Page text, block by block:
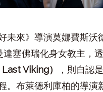
未來》導演莫娜費斯沃
達塞佛瑞化身女教主，
Viking）
，則自認
。布萊德利庫柏的導演